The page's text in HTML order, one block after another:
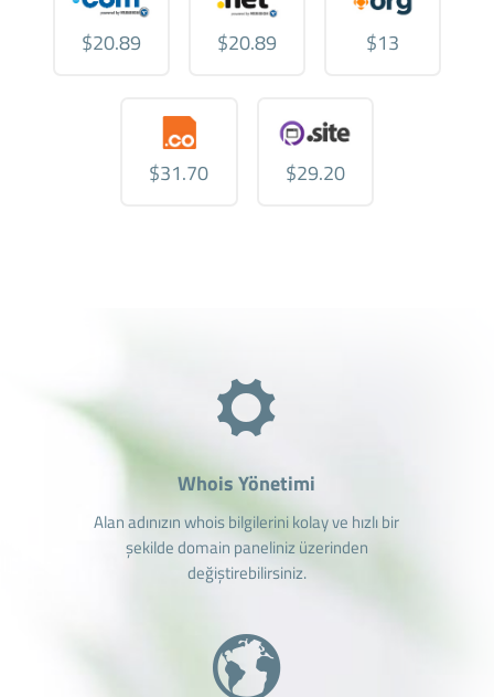
$20.89 $20.89 $13
$31.70 $29.20
Whois Yönetimi
Alan adınızın whois bilgilerini kolay ve hızlı bir
şekilde domain paneliniz üzerinden
değiştirebilirsiniz.